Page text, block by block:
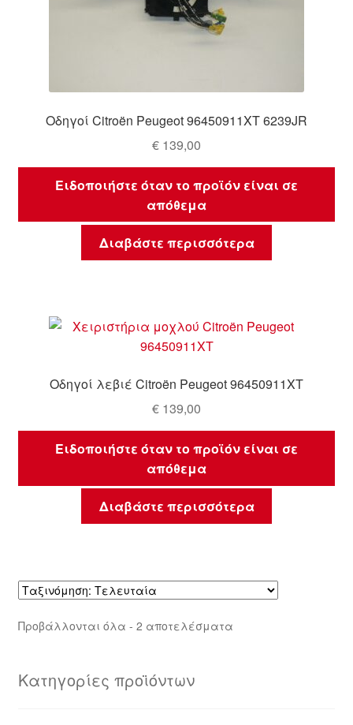
Οδηγοί Citroën Peugeot 96450911XT 6239JR
€ 139,00
Ειδοποιήστε όταν το προϊόν είναι σε
απόθεμα
Διαβάστε περισσότερα
Οδηγοί λεβιέ Citroën Peugeot 96450911XT
€ 139,00
Ειδοποιήστε όταν το προϊόν είναι σε
απόθεμα
Διαβάστε περισσότερα
Προβάλλονται όλα - 2 αποτελέσματαSorted
Κατηγορίες προϊόντων